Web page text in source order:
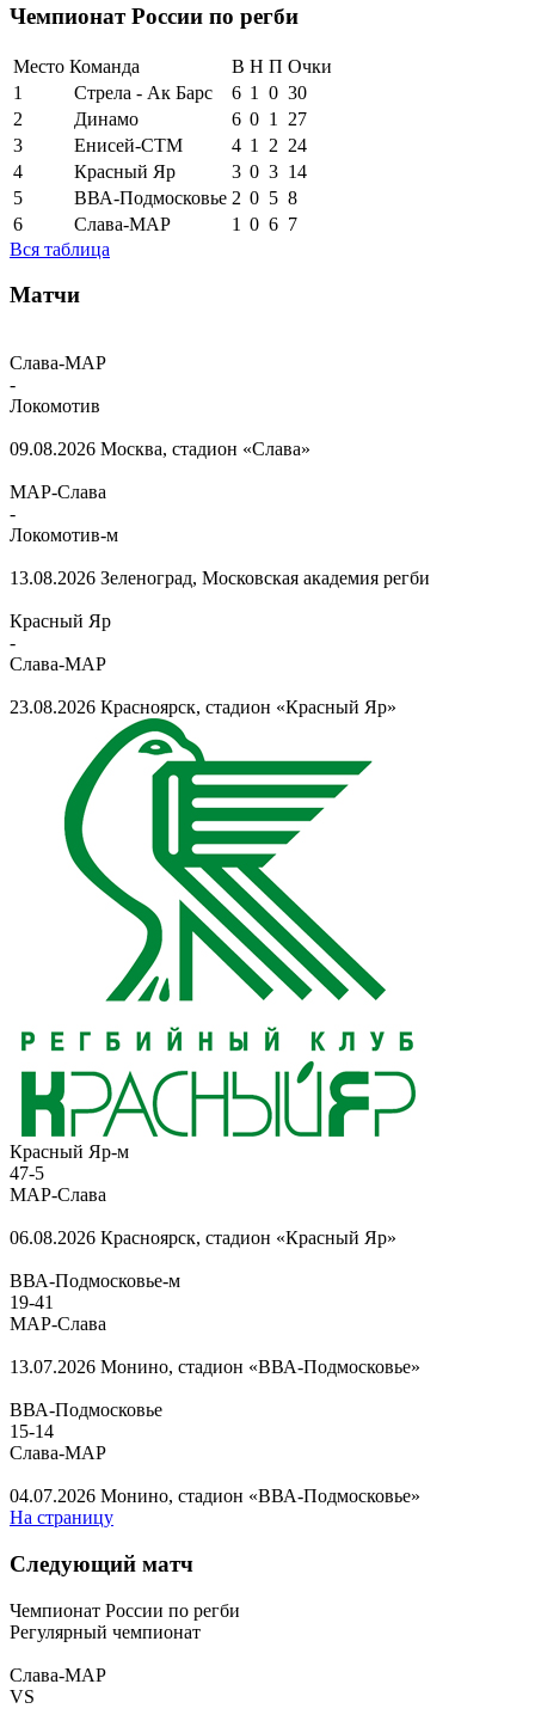
Чемпионат России по регби
Место Команда В Н П Очки
1
Стрела - Ак Барс 6 1 0 30
2
Динамо 6 0 1
27
3
Енисей-СТМ 4 1 2 24
4
Красный Яр 3 0 3 14
5
ВВА-Подмосковье 2 0 5 8
6
Слава-МАР 1 0 6 7
Вся таблица
Матчи
Слава-МАР
-
Локомотив
09.08.2026 Москва, стадион «Слава»
МАР-Слава
-
Локомотив-м
13.08.2026 Зеленоград, Московская академия регби
Красный Яр
-
Слава-МАР
23.08.2026 Красноярск, стадион «Красный Яр»
Красный Яр-м
47-5
МАР-Слава
06.08.2026 Красноярск, стадион «Красный Яр»
ВВА-Подмосковье-м
19-41
МАР-Слава
13.07.2026 Монино, стадион «ВВА-Подмосковье»
ВВА-Подмосковье
15-14
Слава-МАР
04.07.2026 Монино, стадион «ВВА-Подмосковье»
На страницу
Следующий матч
Чемпионат России по регби
Регулярный чемпионат
Слава-МАР
VS